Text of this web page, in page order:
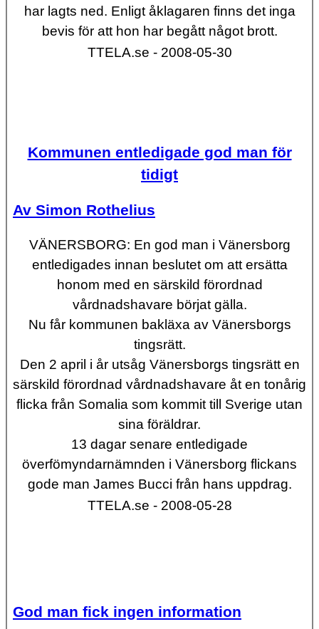
har lagts ned. Enligt åklagaren finns det inga
bevis för att hon har begått något brott.
TTELA.se - 2008-05-30
Kommunen entledigade god man för
tidigt
Av Simon Rothelius
VÄNERSBORG: En god man i Vänersborg
entledigades innan beslutet om att ersätta
honom med en särskild förordnad
vårdnadshavare börjat gälla.
Nu får kommunen bakläxa av Vänersborgs
tingsrätt.
Den 2 april i år utsåg Vänersborgs tingsrätt en
särskild förordnad vårdnadshavare åt en tonårig
flicka från Somalia som kommit till Sverige utan
sina föräldrar.
13 dagar senare entledigade
överfömyndarnämnden i Vänersborg flickans
gode man James Bucci från hans uppdrag.
TTELA.se - 2008-05-28
God man fick ingen information